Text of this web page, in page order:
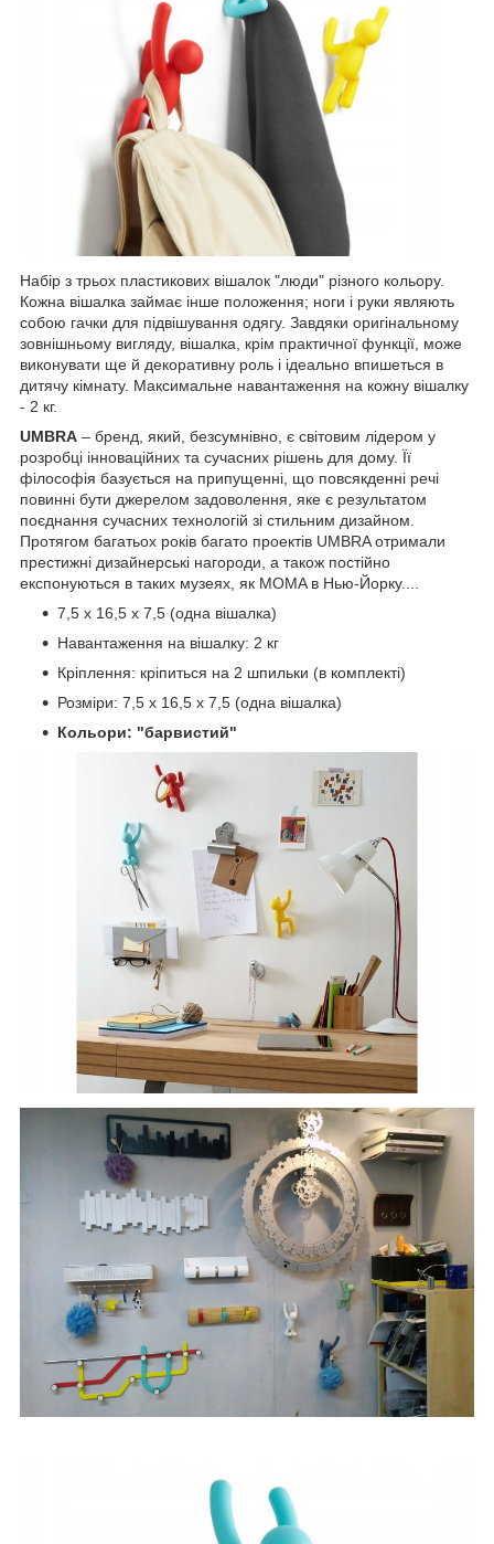
Набір з трьох пластикових вішалок "люди" різного кольору.
Кожна вішалка займає інше положення; ноги і руки являють
собою гачки для підвішування одягу. Завдяки оригінальному
зовнішньому вигляду, вішалка, крім практичної функції, може
виконувати ще й декоративну роль і ідеально впишеться в
дитячу кімнату. Максимальне навантаження на кожну вішалку
- 2 кг.
UMBRA – бренд, який, безсумнівно, є світовим лідером у
розробці інноваційних та сучасних рішень для дому. Її
філософія базується на припущенні, що повсякденні речі
повинні бути джерелом задоволення, яке є результатом
поєднання сучасних технологій зі стильним дизайном.
Протягом багатьох років багато проектів UMBRA отримали
престижні дизайнерські нагороди, а також постійно
експонуються в таких музеях, як MOMA в Нью-Йорку....
7,5 х 16,5 х 7,5 (одна вішалка)
Навантаження на вішалку: 2 кг
Кріплення: кріпиться на 2 шпильки (в комплекті)
Розміри: 7,5 x 16,5 x 7,5 (одна вішалка)
Кольори: "барвистий"